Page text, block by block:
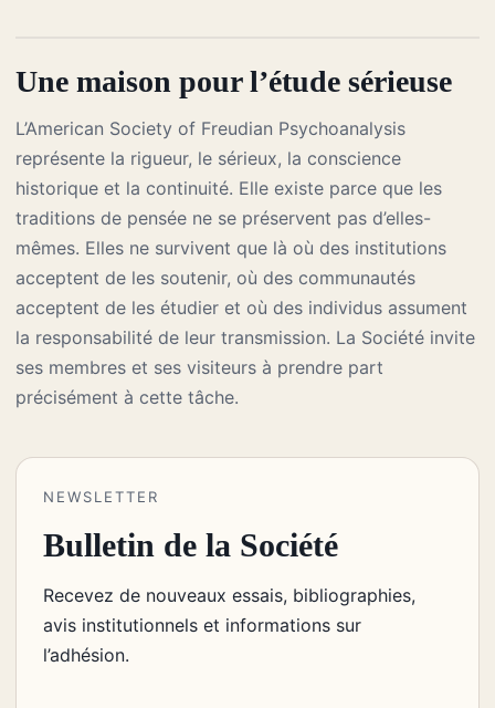
Une maison pour l’étude sérieuse
L’American Society of Freudian Psychoanalysis
représente la rigueur, le sérieux, la conscience
historique et la continuité. Elle existe parce que les
traditions de pensée ne se préservent pas d’elles-
mêmes. Elles ne survivent que là où des institutions
acceptent de les soutenir, où des communautés
acceptent de les étudier et où des individus assument
la responsabilité de leur transmission. La Société invite
ses membres et ses visiteurs à prendre part
précisément à cette tâche.
NEWSLETTER
Bulletin de la Société
Recevez de nouveaux essais, bibliographies,
avis institutionnels et informations sur
l’adhésion.